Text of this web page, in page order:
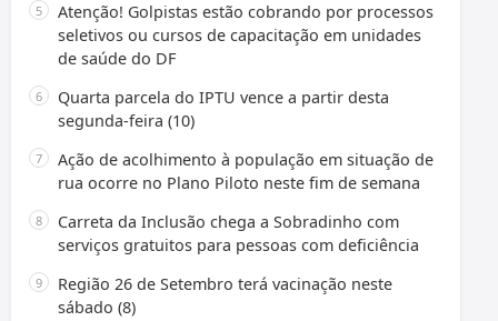
Atenção! Golpistas estão cobrando por processos
seletivos ou cursos de capacitação em unidades
de saúde do DF
Quarta parcela do IPTU vence a partir desta
segunda-feira (10)
Ação de acolhimento à população em situação de
rua ocorre no Plano Piloto neste fim de semana
Carreta da Inclusão chega a Sobradinho com
serviços gratuitos para pessoas com deficiência
Região 26 de Setembro terá vacinação neste
sábado (8)